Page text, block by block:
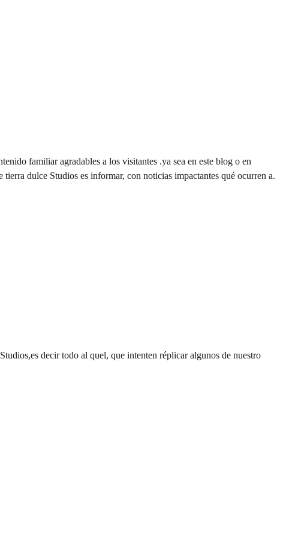
familiar agradables a los visitantes .ya sea en este blog o en
dulce Studios es informar, con noticias impactantes qué ocurren a.
decir todo al quel, que intenten réplicar algunos de nuestro